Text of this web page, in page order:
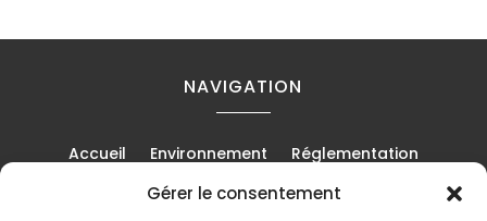
Gérer le consentement
NAVIGATION
Accueil Environnement
Réglementation
Métiers Chantiers